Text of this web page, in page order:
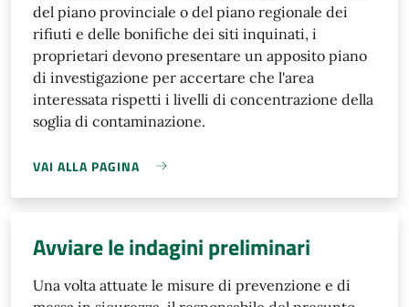
del piano provinciale o del piano regionale dei
rifiuti e delle bonifiche dei siti inquinati, i
proprietari devono presentare un apposito piano
di investigazione per accertare che l'area
interessata rispetti i livelli di concentrazione della
soglia di contaminazione.
VAI ALLA PAGINA
Avviare le indagini preliminari
Una volta attuate le misure di prevenzione e di